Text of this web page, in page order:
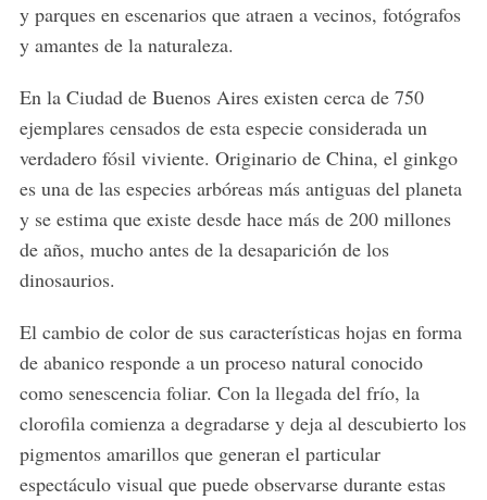
y parques en escenarios que atraen a vecinos, fotógrafos
y amantes de la naturaleza.
En la Ciudad de Buenos Aires existen cerca de 750
ejemplares censados de esta especie considerada un
verdadero fósil viviente. Originario de China, el ginkgo
es una de las especies arbóreas más antiguas del planeta
y se estima que existe desde hace más de 200 millones
de años, mucho antes de la desaparición de los
dinosaurios.
El cambio de color de sus características hojas en forma
de abanico responde a un proceso natural conocido
como senescencia foliar. Con la llegada del frío, la
clorofila comienza a degradarse y deja al descubierto los
pigmentos amarillos que generan el particular
espectáculo visual que puede observarse durante estas